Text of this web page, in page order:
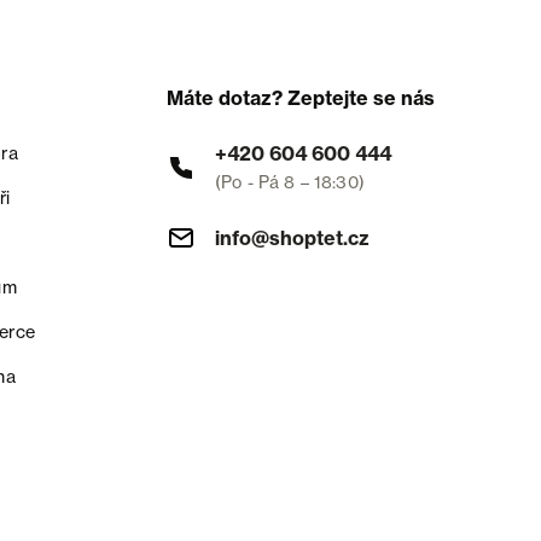
Máte dotaz? Zeptejte se nás
+420 604 600 444
(Po - Pá 8 – 18:30)
info@shoptet.cz